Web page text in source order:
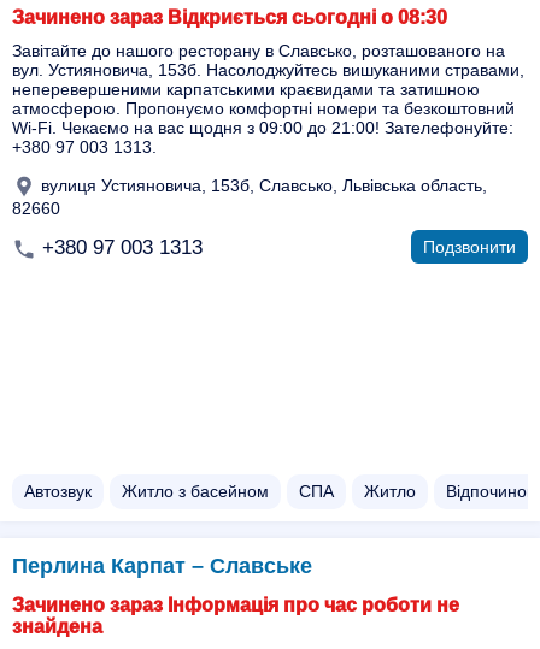
Зачинено зараз Відкриється сьогодні о 08:30
Завітайте до нашого ресторану в Славсько, розташованого на
вул. Устияновича, 153б. Насолоджуйтесь вишуканими стравами,
неперевершеними карпатськими краєвидами та затишною
атмосферою. Пропонуємо комфортні номери та безкоштовний
Wi-Fi. Чекаємо на вас щодня з 09:00 до 21:00! Зателефонуйте:
+380 97 003 1313.
вулиця Устияновича, 153б, Славсько, Львівська область,
82660
+380 97 003 1313 Подзвонити
Автозвук Житло з басейном​ СПА Житло
Перлина Карпат – Славське
Зачинено зараз Інформація про час роботи не
знайдена